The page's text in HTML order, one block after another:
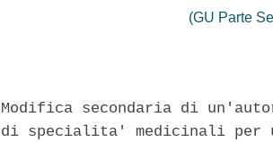
(GU Parte
Modifica secondaria di
di specialita' medicinali per